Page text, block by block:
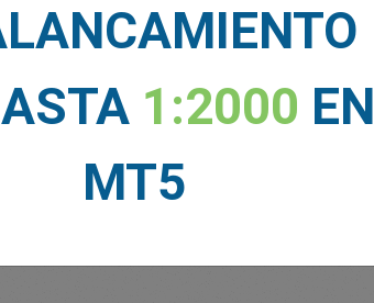
Ver más >
1:2000 EN
MT5